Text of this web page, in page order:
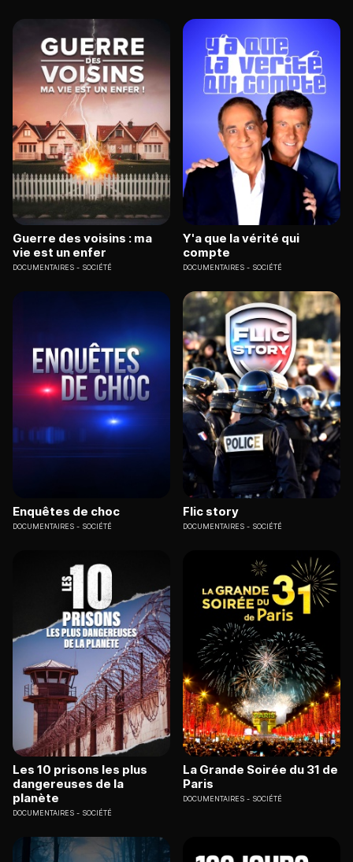
Guerre des voisins : ma
vie est un enfer
DOCUMENTAIRES SOCIÉTÉ
Y'a que la vérité qui
compte
DOCUMENTAIRES SOCIÉTÉ
Enquêtes de choc
DOCUMENTAIRES SOCIÉTÉ
Flic story
DOCUMENTAIRES SOCIÉTÉ
Les 10 prisons les plus
dangereuses de la
planète
DOCUMENTAIRES SOCIÉTÉ
La Grande Soirée du 31 de
Paris
DOCUMENTAIRES SOCIÉTÉ